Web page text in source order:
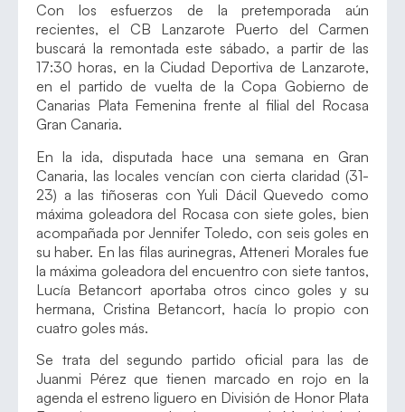
Con los esfuerzos de la pretemporada aún
recientes, el CB Lanzarote Puerto del Carmen
buscará la remontada este sábado, a partir de las
17:30 horas, en la Ciudad Deportiva de Lanzarote,
en el partido de vuelta de la Copa Gobierno de
Canarias Plata Femenina frente al filial del Rocasa
Gran Canaria.
En la ida, disputada hace una semana en Gran
Canaria, las locales vencían con cierta claridad (31-
23) a las tiñoseras con Yuli Dácil Quevedo como
máxima goleadora del Rocasa con siete goles, bien
acompañada por Jennifer Toledo, con seis goles en
su haber. En las filas aurinegras, Atteneri Morales fue
la máxima goleadora del encuentro con siete tantos,
Lucía Betancort aportaba otros cinco goles y su
hermana, Cristina Betancort, hacía lo propio con
cuatro goles más.
Se trata del segundo partido oficial para las de
Juanmi Pérez que tienen marcado en rojo en la
agenda el estreno liguero en División de Honor Plata